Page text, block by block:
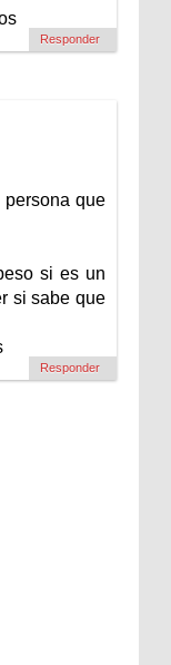
Responder
que
si es un
si sabe que
Responder